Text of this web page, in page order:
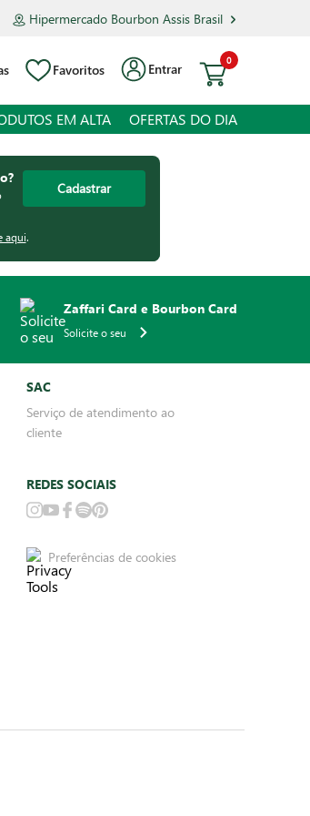
Hipermercado Bourbon Assis Brasil
Favoritos Entrar
0
EM ALTA OFERTAS DO DIA
Cadastrar
aqui.
Zaffari Card e Bourbon Card
Solicite o seu
SAC
Serviço de atendimento ao
cliente
REDES SOCIAIS
Preferências de cookies